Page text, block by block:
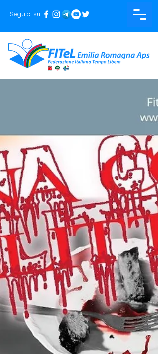
Seguici su: